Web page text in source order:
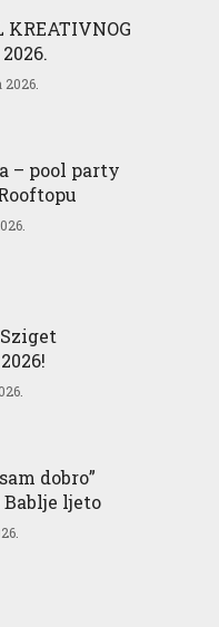
KREATIVNOG
– pool party
dobro”
ljeto